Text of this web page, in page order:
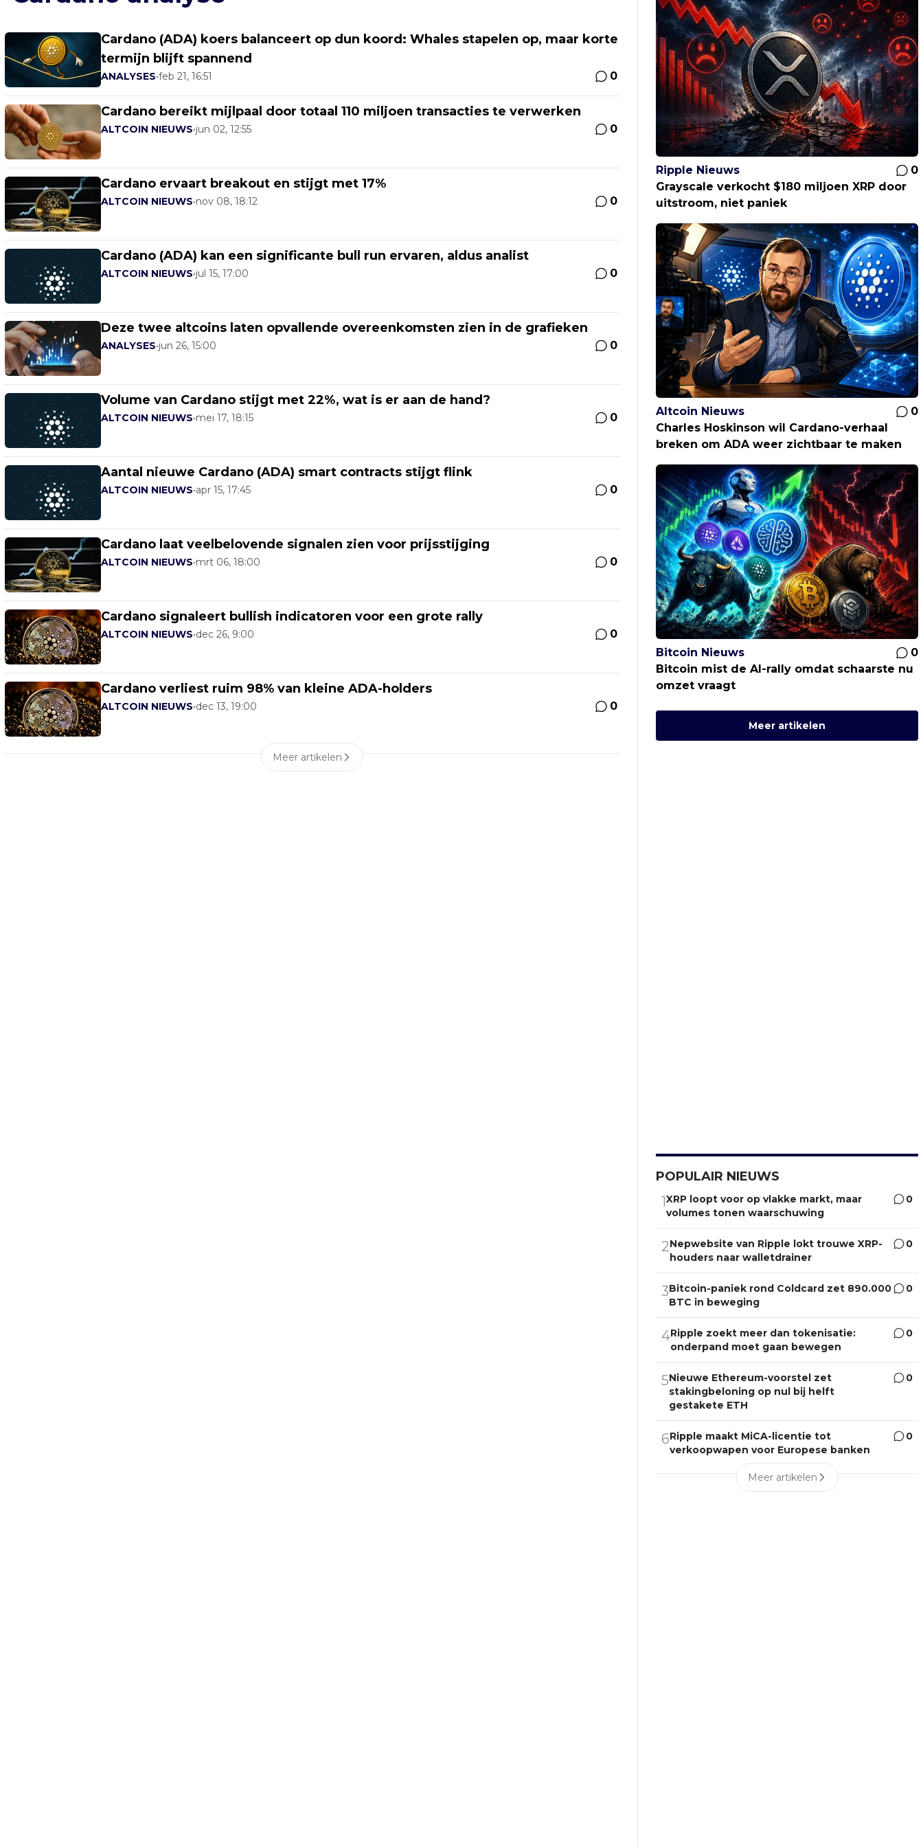
Cardano (ADA) koers balanceert op dun koord: Whales stapelen op, maar korte
termijn blijft spannend
ANALYSES•feb 21, 16:51 0
Cardano bereikt mijlpaal door totaal 110 miljoen transacties te verwerken
ALTCOIN NIEUWS•jun 02, 12:55 0
Cardano ervaart breakout en stijgt met 17%
ALTCOIN NIEUWS•nov 08, 18:12 0
Cardano (ADA) kan een significante bull run ervaren, aldus analist
ALTCOIN NIEUWS•jul 15, 17:00 0
Deze twee altcoins laten opvallende overeenkomsten zien in de grafieken
ANALYSES•jun 26, 15:00 0
Volume van Cardano stijgt met 22%, wat is er aan de hand?
ALTCOIN NIEUWS•mei 17, 18:15 0
Aantal nieuwe Cardano (ADA) smart contracts stijgt flink
ALTCOIN NIEUWS•apr 15, 17:45 0
Cardano laat veelbelovende signalen zien voor prijsstijging
ALTCOIN NIEUWS•mrt 06, 18:00 0
Cardano signaleert bullish indicatoren voor een grote rally
ALTCOIN NIEUWS•dec 26, 9:00 0
Cardano verliest ruim 98% van kleine ADA-holders
ALTCOIN NIEUWS•dec 13, 19:00 0
Meer artikelen
Ripple Nieuws
0
Grayscale verkocht $180 miljoen XRP door
uitstroom, niet paniek
Altcoin Nieuws
0
Charles Hoskinson wil Cardano-verhaal
breken om ADA weer zichtbaar te maken
Bitcoin Nieuws
0
Bitcoin mist de AI-rally omdat schaarste nu
omzet vraagt
Meer artikelen
POPULAIR NIEUWS
1XRP loopt voor op vlakke markt, maar
volumes tonen waarschuwing
0
2Nepwebsite van Ripple lokt trouwe XRP-
houders naar walletdrainer
0
3Bitcoin-paniek rond Coldcard zet 890.000
BTC in beweging
0
4Ripple zoekt meer dan tokenisatie:
onderpand moet gaan bewegen
0
5Nieuwe Ethereum-voorstel zet
stakingbeloning op nul bij helft
gestakete ETH
0
6Ripple maakt MiCA-licentie tot
verkoopwapen voor Europese banken
0
Meer artikelen